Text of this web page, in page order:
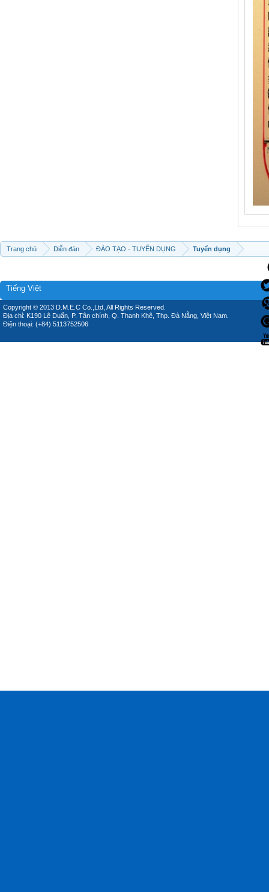
Trang chủ Diễn đàn ĐÀO TẠO - TUYỂN DỤNG Tuyển dụng
Tiếng Việt
Copyright © 2013 D.M.E.C Co.,Ltd, All Rights Reserved.
Địa chỉ: K190 Lê Duẩn, P. Tân chính, Q. Thanh Khê, Thp. Đà Nẵng, Việt Nam.
Điện thoại: (+84) 5113752506